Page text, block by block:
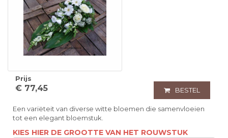
Prijs
€ 77,45 BESTEL
Een variëteit van diverse witte bloemen die samenvloeien
tot een elegant bloemstuk.
KIES HIER DE GROOTTE VAN HET ROUWSTUK